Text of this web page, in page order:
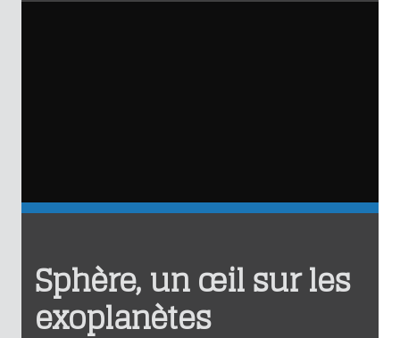
Sphère, un œil sur les
exoplanètes